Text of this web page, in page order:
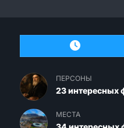
ПЕРСОНЫ
23 интересных
МЕСТА